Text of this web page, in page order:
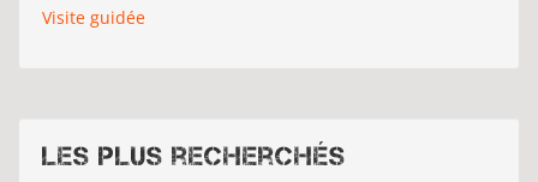
Visite guidée
Les plus recherchés